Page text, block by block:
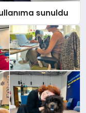
sunuldu